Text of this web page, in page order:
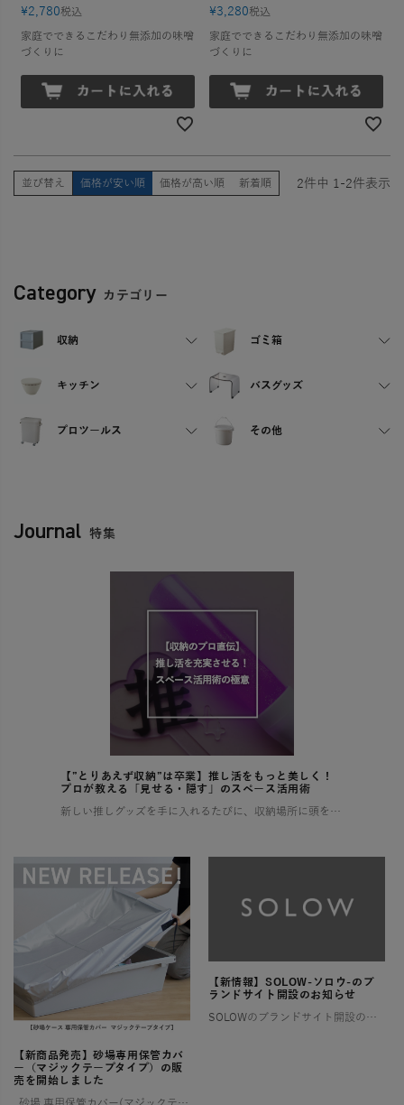
¥2,780税込
家庭でできるこだわり無添加の味噌
づくりに
¥3,280税込
家庭でできるこだわり無添加の味噌
づくりに
並び替え 価格が安い順 価格が高い順 新着順 2件中 1 -2件表示
Category カテゴリー
収納 ゴミ箱
キッチン バスグッズ
プロツールス その他
Journal 特集
【”とりあえず収納”は卒業】推し活をもっと美しく！
プロが教える「見せる・隠す」のスペース活用術
新しい推しグッズを手に入れるたびに、収納場所に頭を悩ませていませんか？ 増え続けるコレクションで部屋が散らかり、せっかくの推し活もなんだか落ち着かない…そんな経験、きっと多くの「推し」を持つ方がされているはずです。 この […]
【新商品発売】砂場専用保管カバ
ー（マジックテープタイプ）の販
売を開始しました
【新情報】SOLOW-ソロウ-のブ
ランドサイト開設のお知らせ
SOLOWのブランドサイト開設のお知らせ そろう、整う、満たされる 憧れるけれど、なかなか実現しない理想の暮らし。 そんな想いに寄り添い、 SOLOWが理想を叶えるお手伝いをします。 一つひとつ揃えるたびに住まいが整い、 […]